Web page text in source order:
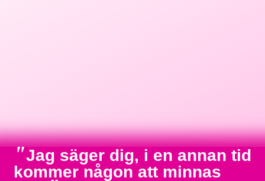
"Jag säger dig, i en annan tid
kommer någon att minnas